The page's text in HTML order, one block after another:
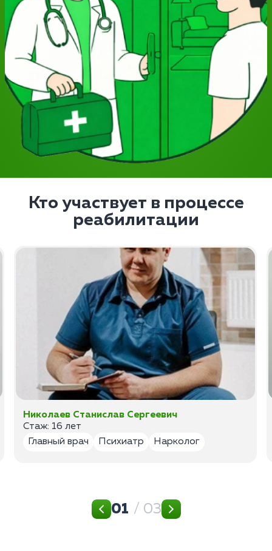
Кто участвует в процессе
реабилитации
Николаев Станислав Сергеевич
Стаж: 16 лет
Главный врач
Психиатр Нарколог
01 / 03